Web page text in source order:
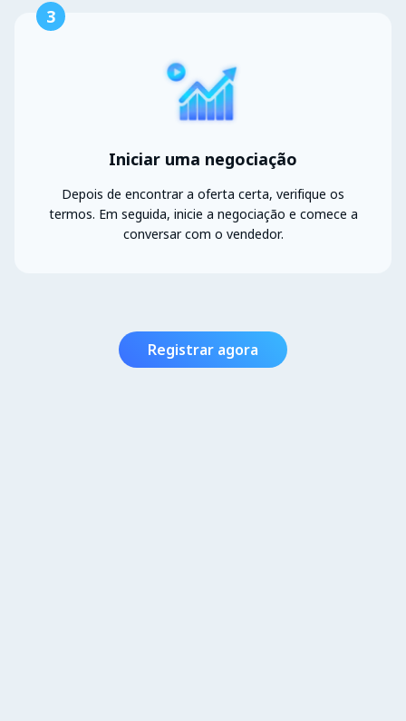
3
Iniciar uma negociação
Depois de encontrar a oferta certa, verifique os
termos. Em seguida, inicie a negociação e comece a
conversar com o vendedor.
Registrar agora